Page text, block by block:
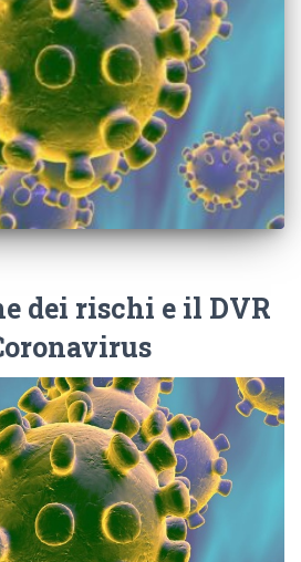
dei rischi e il DVR